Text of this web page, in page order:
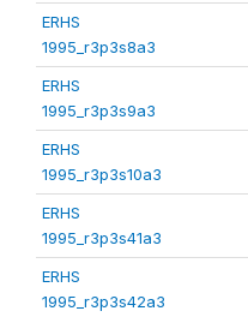
ERHS
1995_r3p3s8a3
ERHS
1995_r3p3s9a3
ERHS
1995_r3p3s10a3
ERHS
1995_r3p3s41a3
ERHS
1995_r3p3s42a3